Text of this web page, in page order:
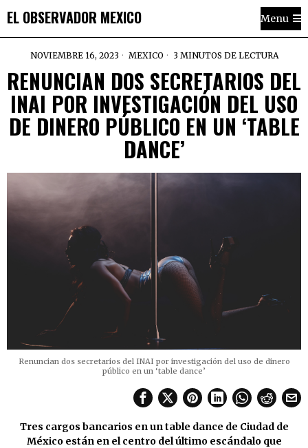
EL OBSERVADOR MEXICO Menu
NOVIEMBRE 16, 2023 MEXICO 3 MINUTOS DE LECTURA
RENUNCIAN DOS SECRETARIOS DEL
INAI POR INVESTIGACIÓN DEL USO
DE DINERO PÚBLICO EN UN ‘TABLE
DANCE’
Renuncian dos secretarios del INAI por investigación del uso de dinero
público en un ‘table dance’
Tres cargos bancarios en un table dance de Ciudad de
México están en el centro del último escándalo que